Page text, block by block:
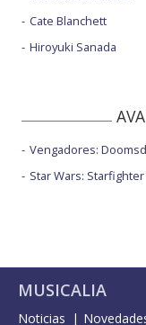
Cate Blanchett
Hiroyuki Sanada
Vengadores:
Star Wars: Starfighter
MUSICALIA
Noticias